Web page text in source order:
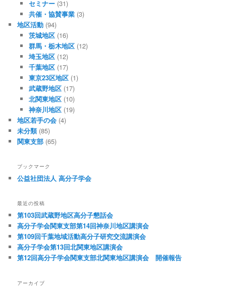
セミナー(31)
共催・協賛事業(3)
地区活動 (94)
茨城地区(16)
群馬・栃木地区(12)
埼玉地区(12)
千葉地区(17)
東京23区地区(1)
武蔵野地区(17)
北関東地区(10)
神奈川地区(19)
地区若手の会 (4)
未分類(85)
関東支部 (65)
ブックマーク
公益社団法人 高分子学会
最近の投稿
第103回武蔵野地区高分子懇話会
高分子学会関東支部第14回神奈川地区講演会
第109回千葉地域活動高分子研究交流講演会
高分子学会第13回北関東地区講演会
第12回高分子学会関東支部北関東地区講演会 開催報告
アーカイブ